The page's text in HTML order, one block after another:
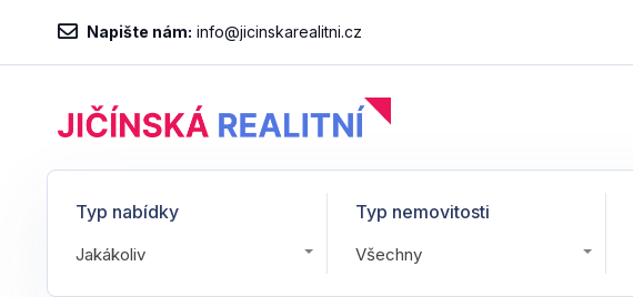
Napište nám: info@jicinskarealitni.cz
Typ nabídky
Jakákoliv
Typ nemovitosti
Všechny